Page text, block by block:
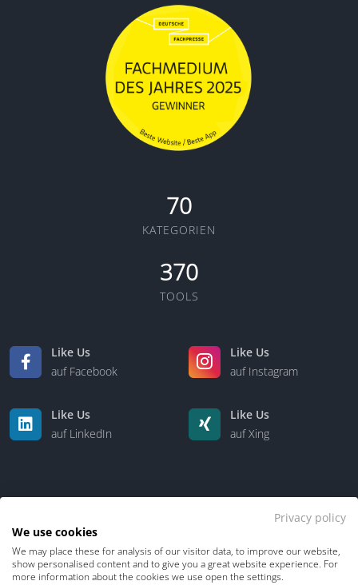
70
KATEGORIEN
370
TOOLS
Like Us
auf Facebook
Like Us
auf Instagram
Like Us
auf LinkedIn
Like Us
auf Xing
Kontakt Über uns
Privacy policy
We use cookies
We may place these for analysis of our visitor data, to improve our website,
show personalised content and to give you a great website experience. For
more information about the cookies we use open the settings.